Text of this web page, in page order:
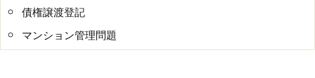
債権譲渡登記
マンション管理問題